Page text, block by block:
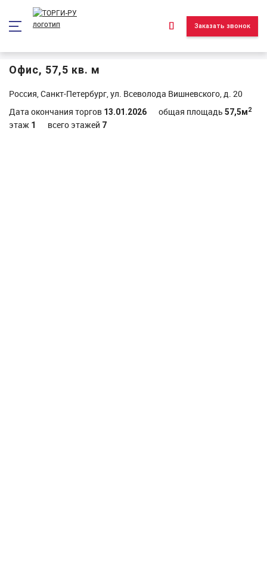
Заказать звонок
Офис, 57,5 кв. м
Россия, Санкт-Петербург, ул. Всеволода Вишневского, д. 20
Дата окончания торгов 13.01.2026 общая площадь 57,5м2
этаж 1 всего этажей 7